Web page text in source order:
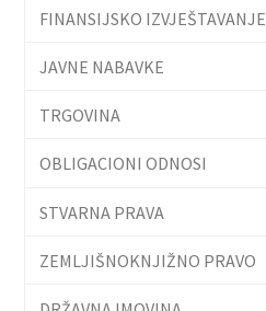
FINANSIJSKO IZVJEŠTAVANJE
JAVNE NABAVKE
TRGOVINA
OBLIGACIONI ODNOSI
STVARNA PRAVA
ZEMLJIŠNOKNJIŽNO PRAVO